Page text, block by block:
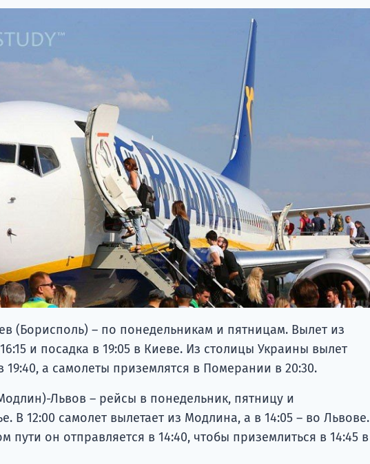
(Борисполь) – по понедельникам и пятницам. Вылет из
и посадка в 19:05 в Киеве. Из столицы Украины вылет
19:40, а самолеты приземлятся в Померании в 20:30.
Львов – рейсы в понедельник, пятницу и
В 12:00 самолет вылетает из Модлина, а в 14:05 – во Львове.
пути он отправляется в 14:40, чтобы приземлиться в 14:45 в